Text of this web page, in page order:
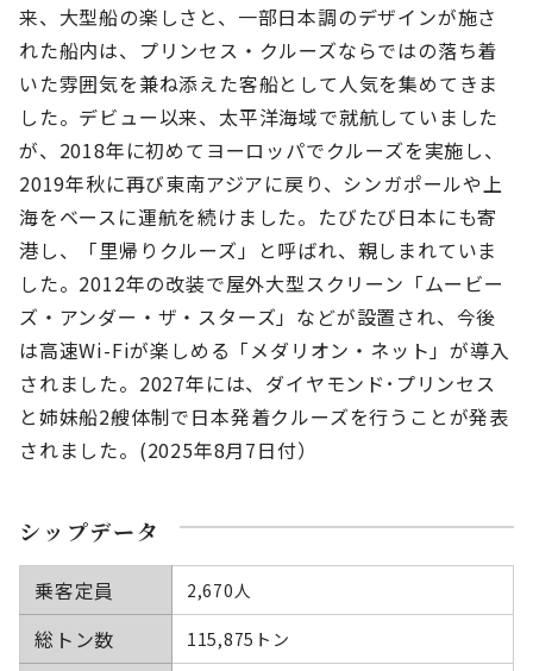
来、大型船の楽しさと、一部日本調のデザインが施さ
れた船内は、プリンセス・クルーズならではの落ち着
いた雰囲気を兼ね添えた客船として人気を集めてきま
した。デビュー以来、太平洋海域で就航していました
が、2018年に初めてヨーロッパでクルーズを実施し、
2019年秋に再び東南アジアに戻り、シンガポールや上
海をベースに運航を続けました。たびたび日本にも寄
港し、「里帰りクルーズ」と呼ばれ、親しまれていま
した。2012年の改装で屋外大型スクリーン「ムービー
ズ・アンダー・ザ・スターズ」などが設置され、今後
は高速Wi-Fiが楽しめる「メダリオン・ネット」が導入
されました。2027年には、ダイヤモンド･プリンセス
と姉妹船2艘体制で日本発着クルーズを行うことが発表
されました。(2025年8月7日付）
シップデータ
乗客定員 2,670人
総トン数 115,875トン